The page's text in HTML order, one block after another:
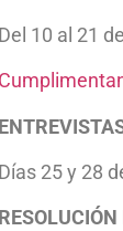
Del 10 al 21
Días 25 y 28